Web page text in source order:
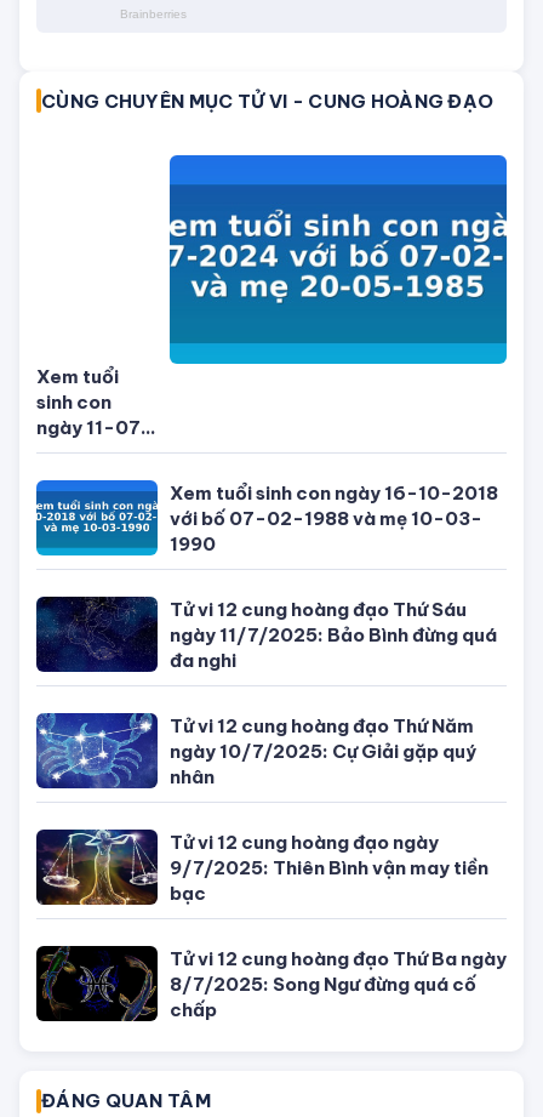
CÙNG CHUYÊN MỤC TỬ VI - CUNG HOÀNG ĐẠO
Xem tuổi
sinh con
ngày 11-07-
2024 với bố
07-02-1984
và mẹ 20-
Xem tuổi sinh con ngày 16-10-2018
với bố 07-02-1988 và mẹ 10-03-
1990
Tử vi 12 cung hoàng đạo Thứ Sáu
ngày 11/7/2025: Bảo Bình đừng quá
đa nghi
Tử vi 12 cung hoàng đạo Thứ Năm
ngày 10/7/2025: Cự Giải gặp quý
nhân
Tử vi 12 cung hoàng đạo ngày
9/7/2025: Thiên Bình vận may tiền
bạc
Tử vi 12 cung hoàng đạo Thứ Ba ngày